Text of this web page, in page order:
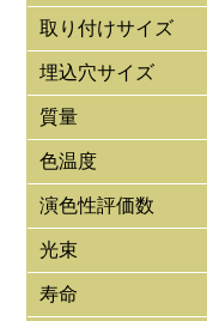
取り付けサイズ
埋込穴サイズ
質量
色温度
演色性評価数
光束
寿命